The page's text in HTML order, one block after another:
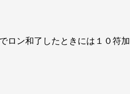
ロン和了したときには１０符加